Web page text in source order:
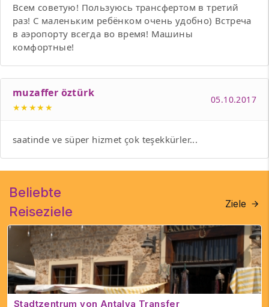
Всем советую! Пользуюсь трансфертом в третий
раз! С маленьким ребёнком очень удобно) Встреча
в аэропорту всегда во время! Машины
комфортные!
muzaffer öztürk
★★★★★
05.10.2017
saatinde ve süper hizmet çok teşekkürler...
Beliebte
Reiseziele
Ziele
Stadtzentrum von Antalya Transfer